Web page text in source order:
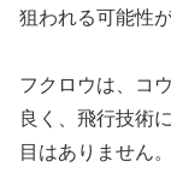
狙われる可能性
フクロウは、コ
良く、飛行技術
目はありません。